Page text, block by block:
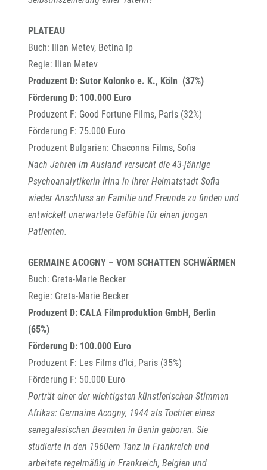
PLATEAU
Buch: Ilian Metev, Betina Ip
Regie: Ilian Metev
Produzent D: Sutor Kolonko e. K., Köln (37%)
Förderung D: 100.000 Euro
Produzent F: Good Fortune Films, Paris (32%)
Förderung F: 75.000 Euro
Produzent Bulgarien: Chaconna Films, Sofia
Nach Jahren im Ausland versucht die 43-jährige
Psychoanalytikerin Irina in ihrer Heimatstadt Sofia
wieder Anschluss an Familie und Freunde zu finden und
entwickelt unerwartete Gefühle für einen jungen
Patienten.
GERMAINE ACOGNY – VOM SCHATTEN SCHWÄRMEN
Buch: Greta-Marie Becker
Regie: Greta-Marie Becker
Produzent D: CALA Filmproduktion GmbH, Berlin
(65%)
Förderung D: 100.000 Euro
Produzent F: Les Films d’Ici, Paris (35%)
Förderung F: 50.000 Euro
Porträt einer der wichtigsten künstlerischen Stimmen
Afrikas: Germaine Acogny, 1944 als Tochter eines
senegalesischen Beamten in Benin geboren. Sie
studierte in den 1960ern Tanz in Frankreich und
arbeitete regelmäßig in Frankreich, Belgien und